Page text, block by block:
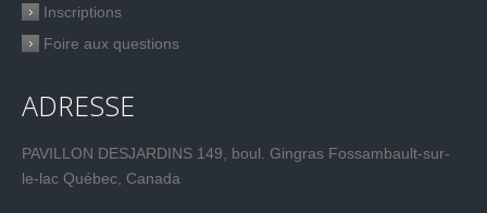
Inscriptions
Foire aux questions
ADRESSE
PAVILLON DESJARDINS 149, boul. Gingras Fossambault-sur-
le-lac Québec, Canada